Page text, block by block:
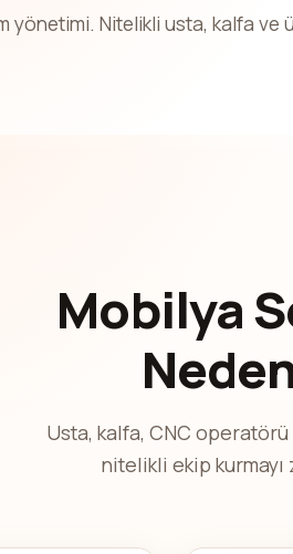
yönetimi. Nitelikli usta, kalfa ve
Mobilya
Usta, kalfa, CNC
nitelikli ekip kurmayı